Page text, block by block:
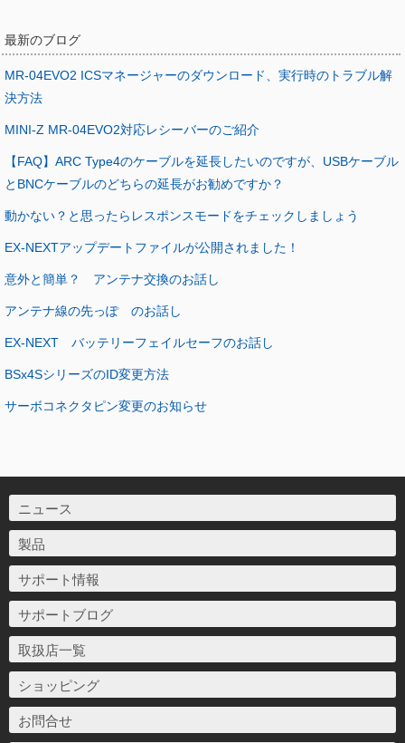
最新のブログ
MR-04EVO2 ICSマネージャーのダウンロード、実行時のトラブル解
決方法
MINI-Z MR-04EVO2対応レシーバーのご紹介
【FAQ】ARC Type4のケーブルを延長したいのですが、USBケーブル
とBNCケーブルのどちらの延長がお勧めですか？
動かない？と思ったらレスポンスモードをチェックしましょう
EX-NEXTアップデートファイルが公開されました！
意外と簡単？ アンテナ交換のお話し
アンテナ線の先っぽ のお話し
EX-NEXT バッテリーフェイルセーフのお話し
BSx4SシリーズのID変更方法
サーボコネクタピン変更のお知らせ
ニュース
製品
サポート情報
サポートブログ
取扱店一覧
ショッピング
お問合せ